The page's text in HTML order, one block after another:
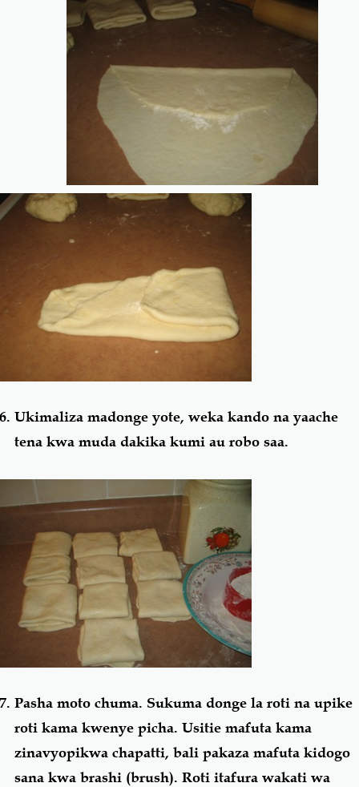
Ukimaliza madonge yote, weka kando na yaache
tena kwa muda dakika kumi au robo saa.
Pasha moto chuma. Sukuma donge la roti na upike
roti kama kwenye picha. Usitie mafuta kama
zinavyopikwa chapatti, bali pakaza mafuta kidogo
sana kwa brashi (brush). Roti itafura wakati wa